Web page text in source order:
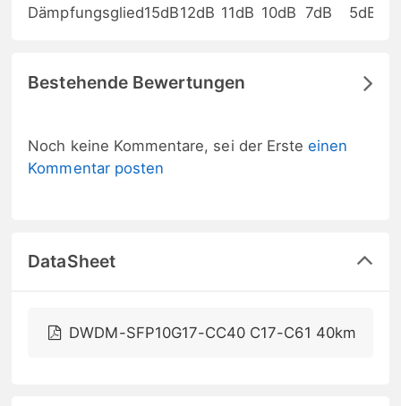
Dämpfungsglied15dB12dB 11dB 10dB 7dB 5dB
Bestehende Bewertungen
Noch keine Kommentare, sei der Ersteeinen
Kommentar posten
DataSheet
DWDM-SFP10G17-CC40 C17-C61 40km